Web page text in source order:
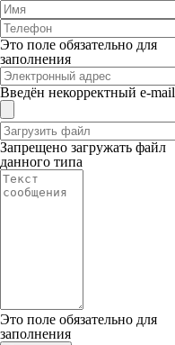
Это поле обязательно для
заполнения
Введён некорректный e-mail
Запрещено загружать файл
данного типа
Это поле обязательно для
заполнения